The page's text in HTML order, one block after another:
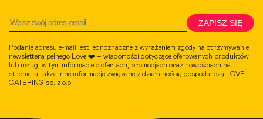
ZAPISZ SIĘ
Podanie adresu e-mail jest jednoznaczne z wyrażeniem zgody na otrzymywanie
newslettera pełnego Love ❤️ – wiadomości dotyczące oferowanych produktów
lub usług, w tym informacje o ofertach, promocjach oraz nowościach na
stronie, a także inne informacje związane z działalnością gospodarczą LOVE
CATERING sp. z o.o.